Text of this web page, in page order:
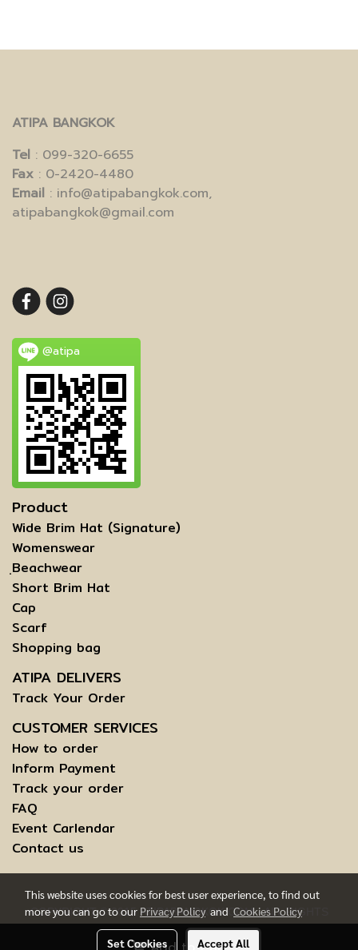
ATIPA BANGKOK
Tel : 099-320-6655
Fax : 0-2420-4480
Email : info@atipabangkok.com,
atipabangkok@gmail.com
@atipa
Product
Wide Brim Hat (Signature)
Womenswear
ฺBeachwear
Short Brim Hat
Cap
Scarf
Shopping bag
ATIPA DELIVERS
Track Your Order
CUSTOMER SERVICES
How to order
Inform Payment
Track your order
FAQ
Event Carlendar
Contact us
COPYRIGHT © 2015 ATIPABANGKOK.COM - ALL RIGHTS
RESERVED.
This website uses cookies for best user experience, to find out
more you can go to our Privacy Policyand Cookies Policy
Set Cookies Accept All